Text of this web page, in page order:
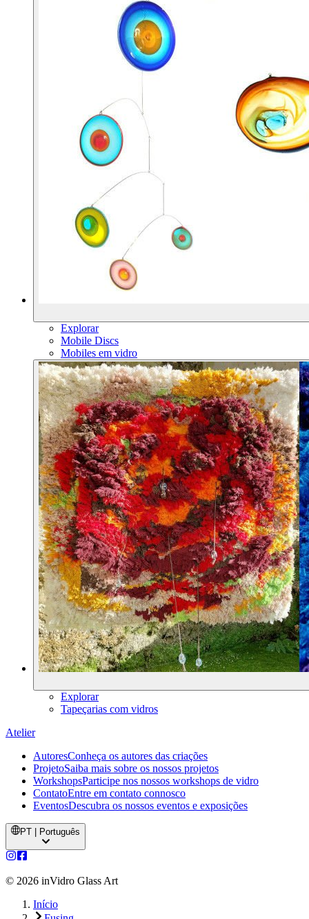
Explorar
Mobile Discs
Mobiles em vidro
Explorar
Tapeçarias com vidros
Atelier
AutoresConheça os autores das criações
ProjetoSaiba mais sobre os nossos projetos
WorkshopsParticipe nos nossos workshops de vidro
ContatoEntre em contato connosco
EventosDescubra os nossos eventos e exposições
PT | Português
© 2026 inVidro Glass Art
Início